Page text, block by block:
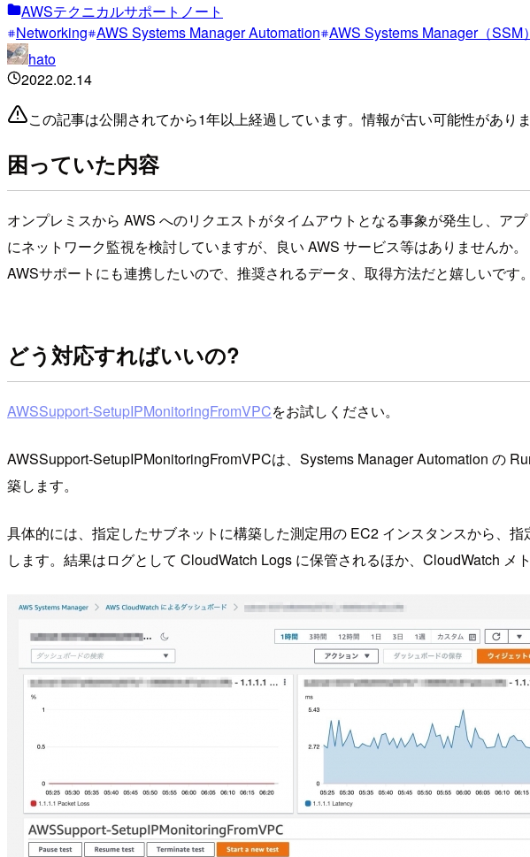
AWSテクニカルサポートノート
Networking AWS Systems Manager Automation AWS Systems Manager（SSM）
hato
2022.02.14
この記事は公開されてから1年以上経過しています。情報が古い可能性があり
困っていた内容
オンプレミスから AWS へのリクエストがタイムアウトとなる事象が発生し、ア
にネットワーク監視を検討していますが、良い AWS サービス等はありませんか。
AWSサポートにも連携したいので、推奨されるデータ、取得方法だと嬉しいです。
どう対応すればいいの?
AWSSupport-SetupIPMonitoringFromVPCをお試しください。
AWSSupport-SetupIPMonitoringFromVPCは、Systems Manager Automation の
築します。
具体的には、指定したサブネットに構築した測定用の EC2 インスタンスから、
します。結果はログとして CloudWatch Logs に保管されるほか、CloudWatch